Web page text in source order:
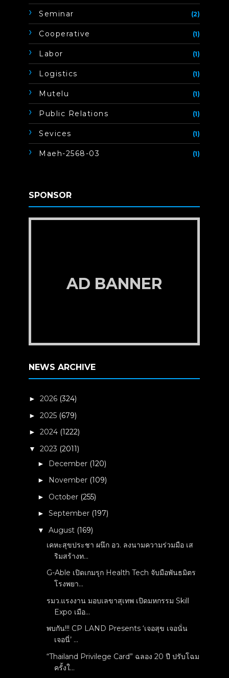
Seminar (2)
Cooperative (1)
Labor (1)
Logistics (1)
Mutelu (1)
Public Relations (1)
Sevices (1)
Maeh-2568-03 (1)
SPONSOR
AD BANNER
NEWS ARCHIVE
►2026 (324)
►2025 (679)
►2024 (1222)
▼2023 (2011)
► December (120)
► November (109)
► October (255)
►September (197)
▼August (169)
เคหะสุขประชา ผนึก อว. ลงนามความร่วมมือ เส
ริมสร้างท...
G-Able เปิดเกมรุก Health Tech จับมือพันธมิตร
โรงพยา...
รมว.แรงงาน มอบเลขาสุเทพ เปิดมหกรรม Skill
Expo เมือ...
พบกัน!!! CP LAND Presents ‘เจอสุข เจอนั่น
เจอนี่’ ...
“Thailand Privilege Card” ฉลอง 20 ปี ปรับโฉม
ครั้งใ...